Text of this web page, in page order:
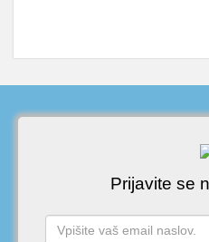
Prijavite se